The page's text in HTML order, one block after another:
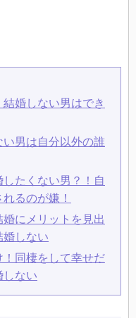
婚しない男はでき
男は自分以外の誰
たくない男？！自
るのが嫌！
にメリットを見出
婚しない
同棲をして幸せだ
しない